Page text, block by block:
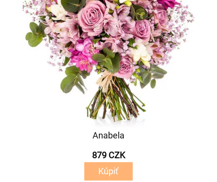
Anabela
879 CZK
Kúpiť